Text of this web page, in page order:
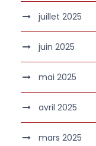
juillet 2025
juin 2025
mai 2025
avril 2025
mars 2025